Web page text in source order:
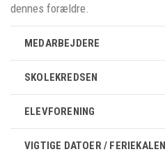
dennes forældre.
MEDARBEJDERE
SKOLEKREDSEN
ELEVFORENING
VIGTIGE DATOER /